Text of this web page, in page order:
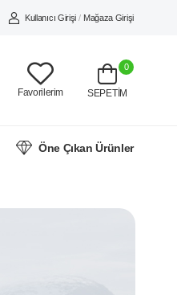
Kullanıcı Girişi / Mağaza Girişi
Favorilerim
0
SEPETİM
Öne Çıkan Ürünler